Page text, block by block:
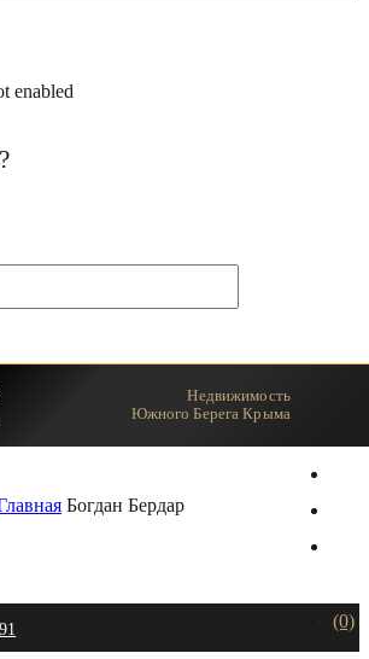
enabled
(0)
Недвижимость
Южного Берега Крыма
Богдан Бердар